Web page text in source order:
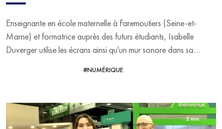
Enseignante en école maternelle à Faremoutiers (Seine-et-
Marne) et formatrice auprès des futurs étudiants, Isabelle
Duverger utilise les écrans ainsi qu'un mur sonore dans sa
les mots et l'alphabet". Elle répond aux questions d'Alix Nguyen
#NUMÉRIQUE
2 min.